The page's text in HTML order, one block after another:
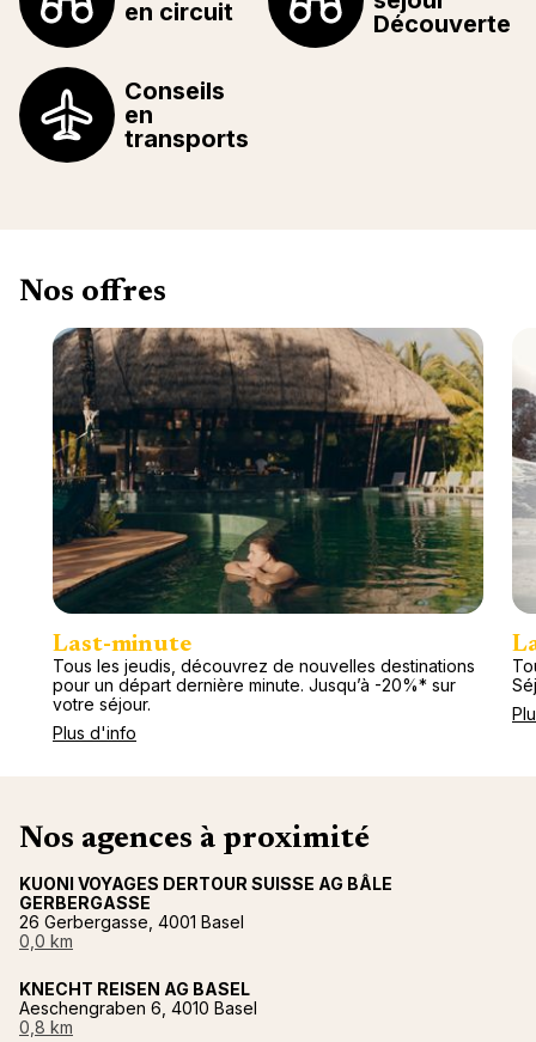
en circuit
Découverte
Conseils
en
transports
Nos offres
Last-minute
Tous les jeudis, découvrez de nouvelles destinations
pour un départ dernière minute. Jusqu’à -20%* sur
votre séjour.
Plus d'info
Nos agences à proximité
KUONI VOYAGES DERTOUR SUISSE AG BÂLE
GERBERGASSE
26 Gerbergasse, 4001 Basel
0,0 km
KNECHT REISEN AG BASEL
Aeschengraben 6, 4010 Basel
0,8 km